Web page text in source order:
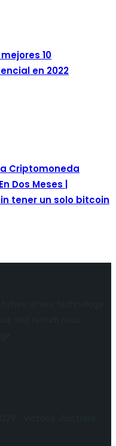
10
en 2022
Criptomoneda
Dos Meses |
tener un solo bitcoin